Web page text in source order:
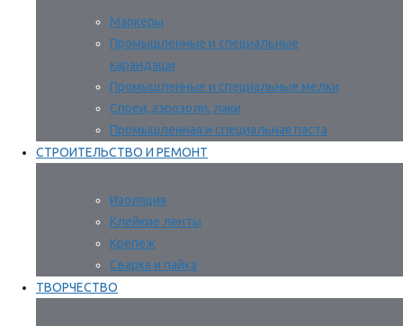
Маркеры
Промышленные и специальные
карандаши
Промышленные и специальные мелки
Спреи, аэрозоли, лаки
Промышленная и специальная паста
СТРОИТЕЛЬСТВО И РЕМОНТ
Изоляция
Клейкие ленты
Крепеж
Сварка и пайка
ТВОРЧЕСТВО